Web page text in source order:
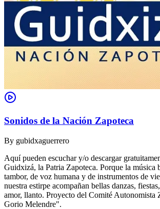
Sonidos de la Nación Zapoteca
By gubidxaguerrero
Aquí pueden escuchar y/o descargar
Guidxizá, la Patria Zapoteca. Porque la música
tambor, de voz humana y de instrumentos de
nuestra estirpe acompañan bellas danzas,
amor, llanto. Proyecto del Comité Autonomista
Gorio Melendre".